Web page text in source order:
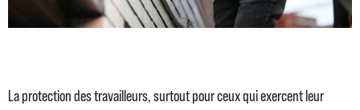
La protection des travailleurs, surtout pour ceux qui exercent leur